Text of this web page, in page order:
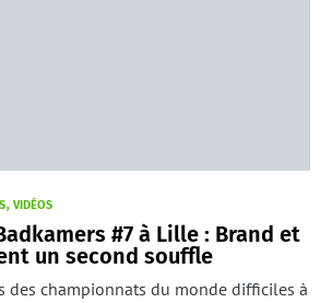
VIDÉOS
#7 à Lille : Brand et
un second souffle
des championnats du monde difficiles à